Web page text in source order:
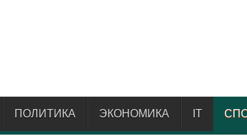
ПОЛИТИКА ЭКОНОМИКА IT